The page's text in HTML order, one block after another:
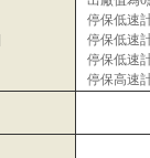
停保低速
停保低速
停保低速
停保高速